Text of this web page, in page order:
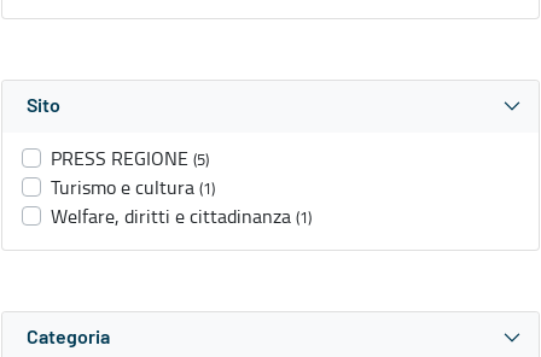
Sito
PRESS REGIONE (5)
Turismo e cultura (1)
Welfare, diritti e cittadinanza (1)
Categoria